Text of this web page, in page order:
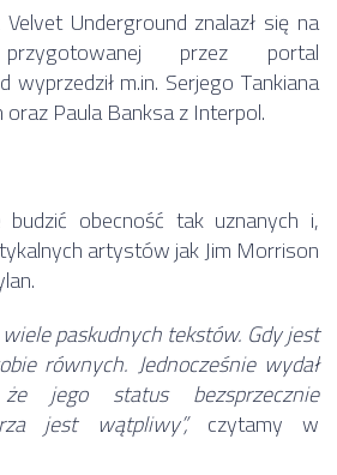
Underground znalazł się na
przez portal
wyprzedził m.in. Serjego Tankiana
Paula Banksa z Interpol.
obecność tak uznanych i,
artystów jak Jim Morrison
paskudnych tekstów. Gdy jest
równych. Jednocześnie wydał
jego status bezsprzecznie
jest wątpliwy”,czytamy w